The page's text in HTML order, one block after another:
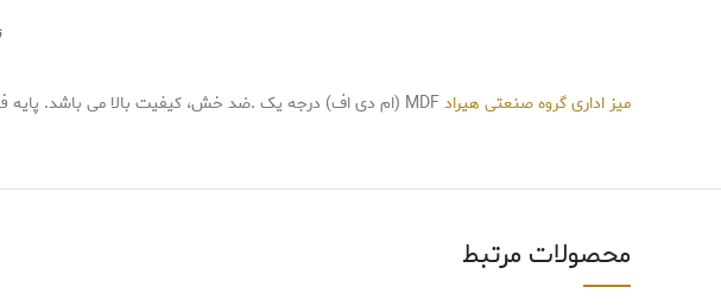
میز اداریگروه صنعتی هیراد
محصولات مرتبط